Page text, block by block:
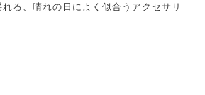
る、晴れの日によく似合うアクセサリ